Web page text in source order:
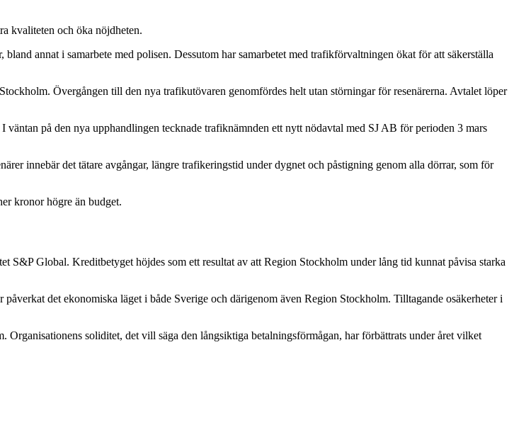
kvaliteten och öka nöjdheten.
annat i samarbete med polisen. Dessutom har samarbetet med trafikförvaltningen ökat för att säkerställa
Övergången till den nya trafikutövaren genomfördes helt utan störningar för resenärerna. Avtalet löper
på den nya upphandlingen tecknade trafiknämnden ett nytt nödavtal med SJ AB för perioden 3 mars
innebär det tätare avgångar, längre trafikeringstid under dygnet och påstigning genom alla dörrar, som för
kronor högre än budget.
Global. Kreditbetyget höjdes som ett resultat av att Region Stockholm under lång tid kunnat påvisa starka
det ekonomiska läget i både Sverige och därigenom även Region Stockholm. Tilltagande osäkerheter i
soliditet, det vill säga den långsiktiga betalningsförmågan, har förbättrats under året vilket